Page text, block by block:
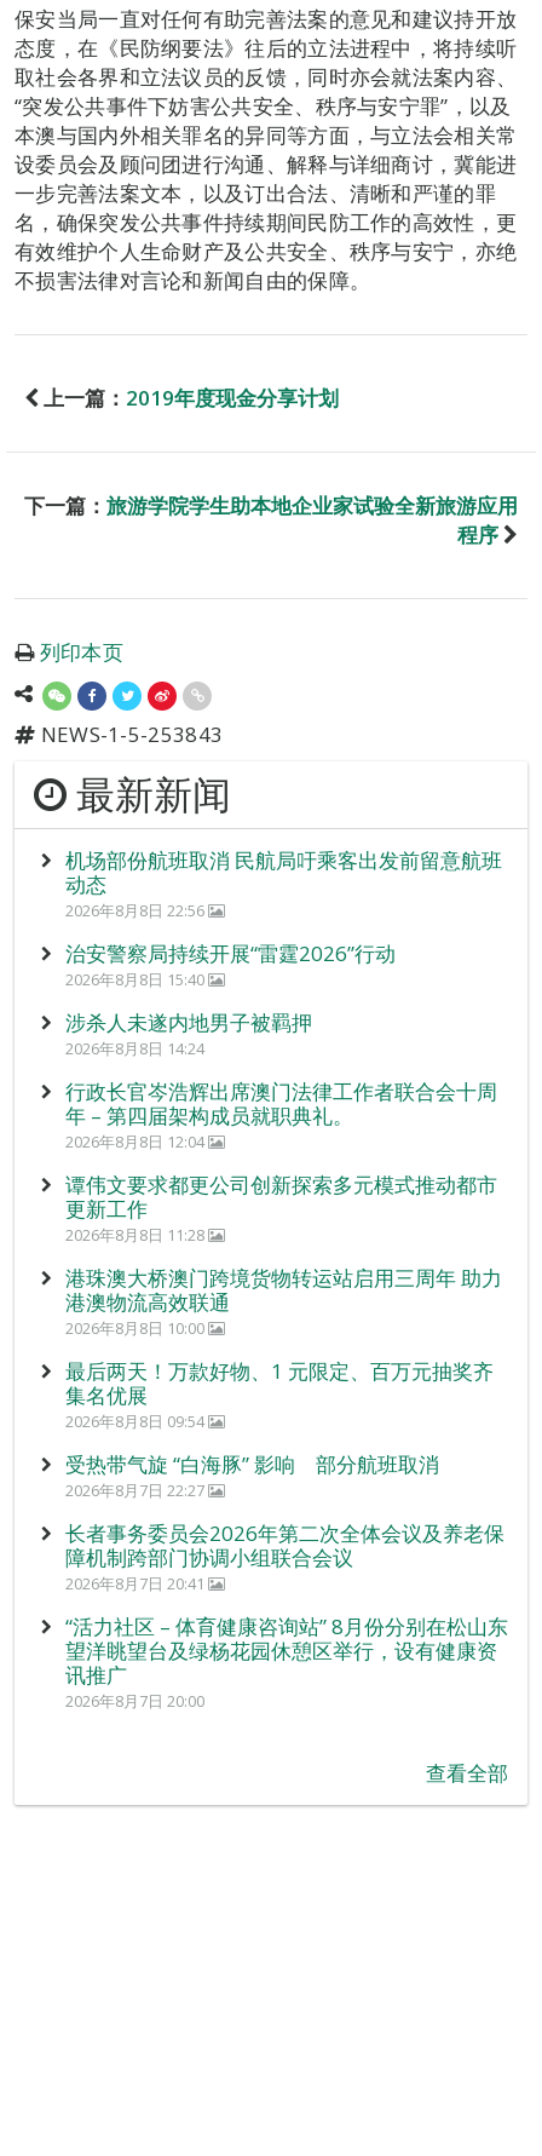
保安当局一直对任何有助完善法案的意见和建议持开放
态度，在《民防纲要法》往后的立法进程中，将持续听
取社会各界和立法议员的反馈，同时亦会就法案内容、
“突发公共事件下妨害公共安全、秩序与安宁罪”，以及
本澳与国内外相关罪名的异同等方面，与立法会相关常
设委员会及顾问团进行沟通、解释与详细商讨，冀能进
一步完善法案文本，以及订出合法、清晰和严谨的罪
名，确保突发公共事件持续期间民防工作的高效性，更
有效维护个人生命财产及公共安全、秩序与安宁，亦绝
不损害法律对言论和新闻自由的保障。
上一篇： 2019年度现金分享计划
下一篇： 旅游学院学生助本地企业家试验全新旅游应用
程序
列印本页
NEWS-1-5-253843
最新新闻
机场部份航班取消 民航局吁乘客出发前留意航班
动态
2026年8月8日 22:56
治安警察局持续开展“雷霆2026”行动
2026年8月8日 15:40
涉杀人未遂内地男子被羁押
2026年8月8日 14:24
行政长官岑浩辉出席澳门法律工作者联合会十周
年 – 第四届架构成员就职典礼。
2026年8月8日 12:04
谭伟文要求都更公司创新探索多元模式推动都市
更新工作
2026年8月8日 11:28
港珠澳大桥澳门跨境货物转运站启用三周年 助力
港澳物流高效联通
2026年8月8日 10:00
最后两天！万款好物、1 元限定、百万元抽奖齐
集名优展
2026年8月8日 09:54
受热带气旋 “白海豚” 影响 部分航班取消
2026年8月7日 22:27
长者事务委员会2026年第二次全体会议及养老保
障机制跨部门协调小组联合会议
2026年8月7日 20:41
“活力社区 – 体育健康咨询站” 8月份分别在松山东
望洋眺望台及绿杨花园休憩区举行，设有健康资
讯推广
2026年8月7日 20:00
查看全部